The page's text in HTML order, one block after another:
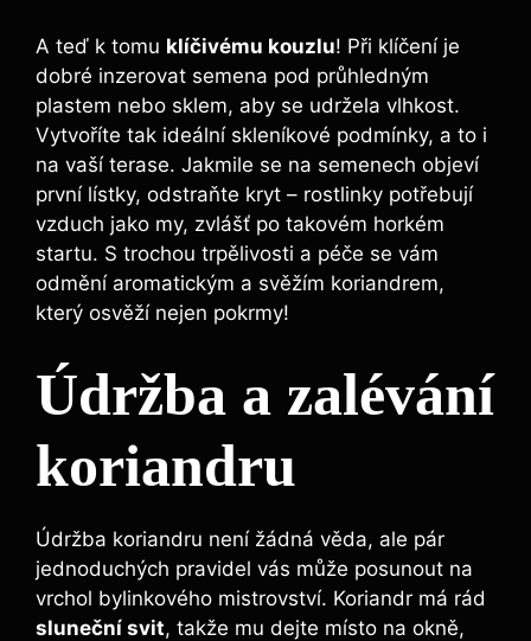
A teď k tomu klíčivému kouzlu! Při klíčení je
dobré inzerovat semena pod průhledným
plastem nebo sklem, aby se udržela vlhkost.
Vytvoříte tak ideální skleníkové podmínky, a to i
na vaší terase. Jakmile se na semenech objeví
první lístky, odstraňte kryt – rostlinky potřebují
vzduch jako my, zvlášť po takovém horkém
startu. S trochou trpělivosti a péče se vám
odmění aromatickým a svěžím koriandrem,
který osvěží nejen pokrmy!
Údržba a zalévání
koriandru
Údržba koriandru není žádná věda, ale pár
jednoduchých pravidel vás může posunout na
vrchol bylinkového mistrovství. Koriandr má rád
sluneční svit, takže mu dejte místo na okně,